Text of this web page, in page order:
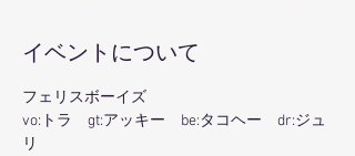
イベントについて
フェリスボーイズ
vo:トラ　gt:アッキー　be:タコヘー　dr:ジュ
リ